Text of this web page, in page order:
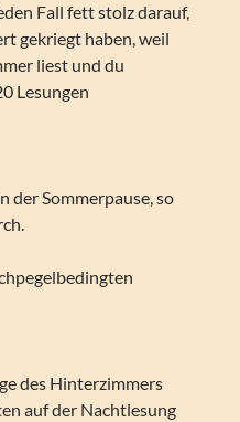
Fall fett stolz darauf,
gekriegt haben, weil
liest und du
Lesungen
der Sommerpause, so
des Hinterzimmers
auf der Nachtlesung